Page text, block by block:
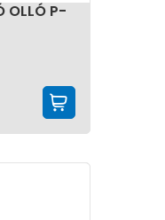
OLLÓ P-